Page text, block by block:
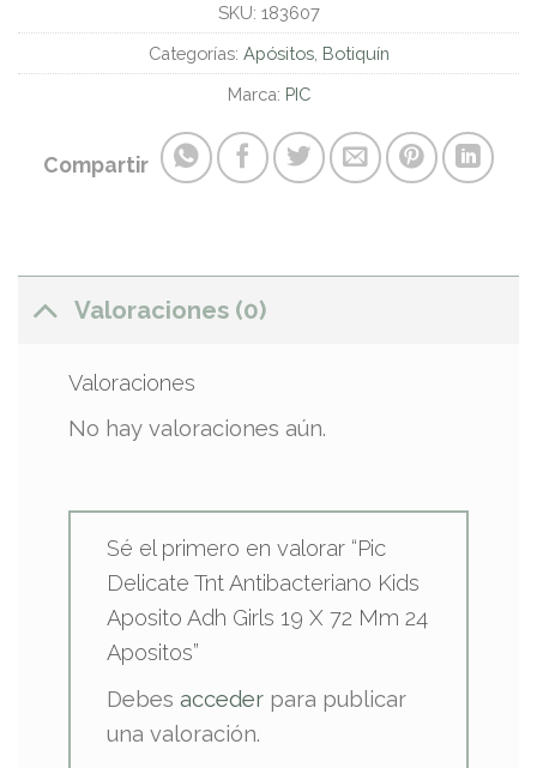
SKU: 183607
Categorías: Apósitos, Botiquín
Marca: PIC
Compartir
Valoraciones (0)
Valoraciones
No hay valoraciones aún.
Sé el primero en valorar “Pic
Delicate Tnt Antibacteriano Kids
Aposito Adh Girls 19 X 72 Mm 24
Apositos”
Debesacceder para publicar
una valoración.